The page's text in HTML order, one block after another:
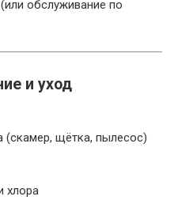
обслуживание по
и уход
(скамер, щётка, пылесос)
хлора